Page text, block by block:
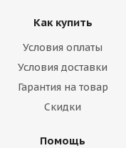
Как купить
Условия оплаты
Условия доставки
Гарантия на товар
Скидки
Помощь